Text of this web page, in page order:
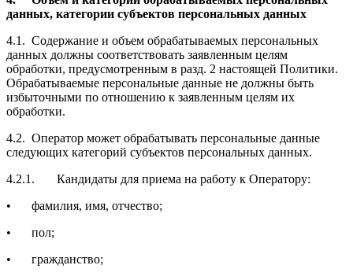
данных, категории субъектов персональных данных
4.1. Содержание и объем обрабатываемых персональных
данных должны соответствовать заявленным целям
обработки, предусмотренным в разд. 2 настоящей Политики.
Обрабатываемые персональные данные не должны быть
избыточными по отношению к заявленным целям их
обработки.
4.2. Оператор может обрабатывать персональные данные
следующих категорий субъектов персональных данных.
4.2.1.
Кандидаты для приема на работу к Оператору:
•
фамилия, имя, отчество;
•
пол;
•
гражданство;